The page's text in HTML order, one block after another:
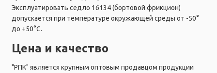
Эксплуатировать седло 16134 (бортовой фрикцион)
допускается при температуре окружающей среды от -50°
до +50°C.
Цена и качество
"РПК" является крупным оптовым продавцом продукции